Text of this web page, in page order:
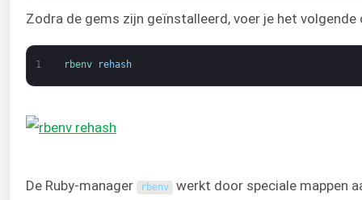
Zodra de gems zijn geïnstalleerd, voer je het
1 rbenv rehash
De Ruby-manager rbenv werkt door speciale mappen